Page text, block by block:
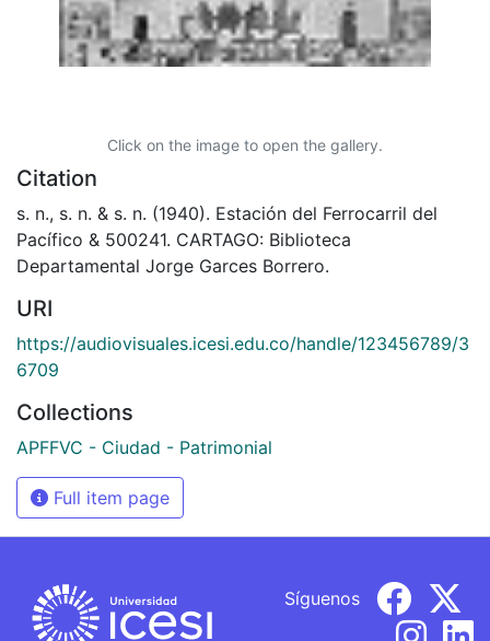
Click on the image to open the gallery.
Citation
s. n., s. n. & s. n. (1940). Estación del Ferrocarril del
Pacífico & 500241. CARTAGO: Biblioteca
Departamental Jorge Garces Borrero.
URI
https://audiovisuales.icesi.edu.co/handle/123456789/3
6709
Collections
APFFVC - Ciudad - Patrimonial
Full item page
Síguenos